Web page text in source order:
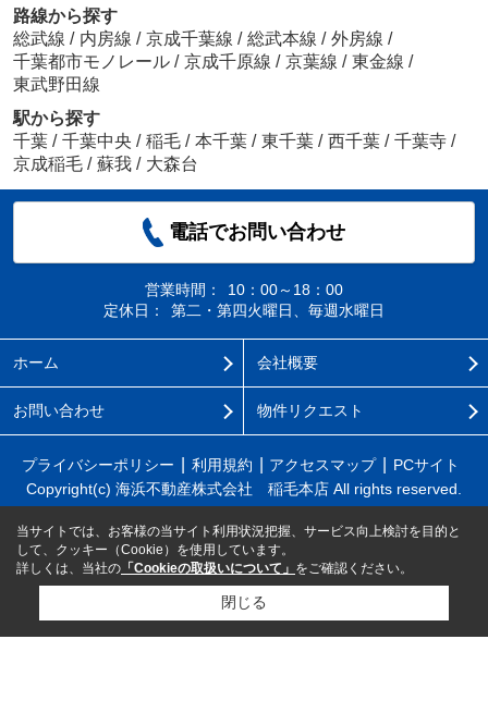
路線から探す
総武線 / 内房線 / 京成千葉線 / 総武本線 / 外房線 /
千葉都市モノレール / 京成千原線 / 京葉線 / 東金線 /
東武野田線
駅から探す
千葉 / 千葉中央 / 稲毛 / 本千葉 / 東千葉 / 西千葉 / 千葉寺 /
京成稲毛 / 蘇我 / 大森台
電話でお問い合わせ
営業時間：
10：00～18：00
定休日：
第二・第四火曜日、毎週水曜日
ホーム 会社概要
お問い合わせ 物件リクエスト
プライバシーポリシー 利用規約 アクセスマップ
PCサイト
Copyright(c) 海浜不動産株式会社 稲毛本店 All rights reserved.
当サイトでは、お客様の当サイト利用状況把握、サービス向上検討を目的と
して、クッキー（Cookie）を使用しています。
詳しくは、当社の 「Cookieの取扱いについて」 をご確認ください。
閉じる